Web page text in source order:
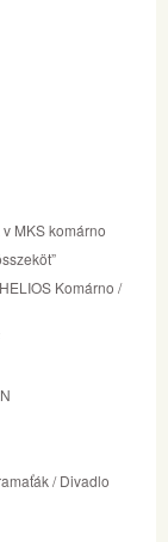
MKS komárno
Komárno /
/ Divadlo